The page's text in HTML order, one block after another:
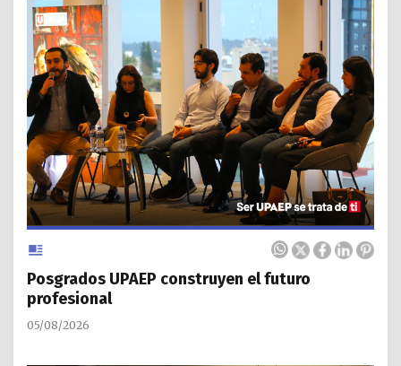
Posgrados UPAEP construyen el futuro
profesional
05/08/2026